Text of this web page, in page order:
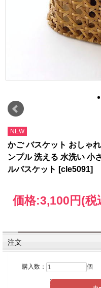
NEW
かご バスケット おしゃ
ンプル 洗える 水洗い 小
ルバスケット [cle5091]
価格:3,100円(税
注文
購入数： 個